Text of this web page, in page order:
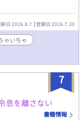
恋の人で...。 この恋
れでも好きな人のそ
ちで嫁いだミアだった
てくれているようで
やめてください…！
ついつもラブラブお
ンライトノベルズ
日 2026.8.7 登録日 2026.7.30
ゃいちゃ
7
息を離さない
書籍情報